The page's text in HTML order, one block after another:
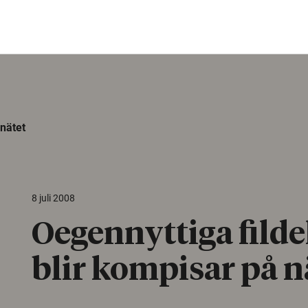
8 juli 2008
Oegennyttiga
blir kompisar på